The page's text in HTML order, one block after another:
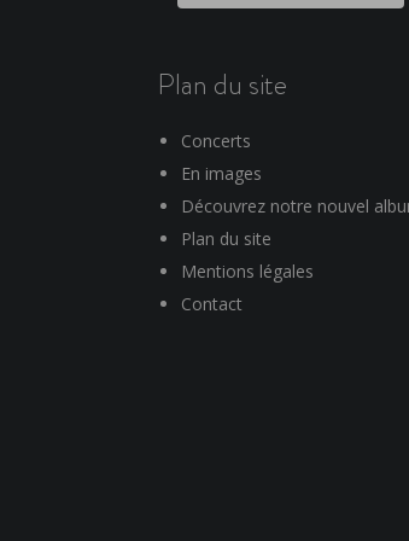
Plan du site
Concerts
En images
Découvrez notre nouvel
Plan du site
Mentions légales
Contact